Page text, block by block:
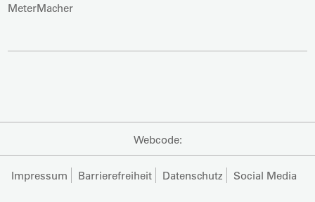
MeterMacher
Webcode:
Impressum Barrierefreiheit Datenschutz Social Media